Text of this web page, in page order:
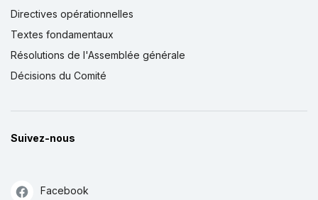
Directives opérationnelles
Textes fondamentaux
Résolutions de l'Assemblée générale
Décisions du Comité
Suivez-nous
Facebook